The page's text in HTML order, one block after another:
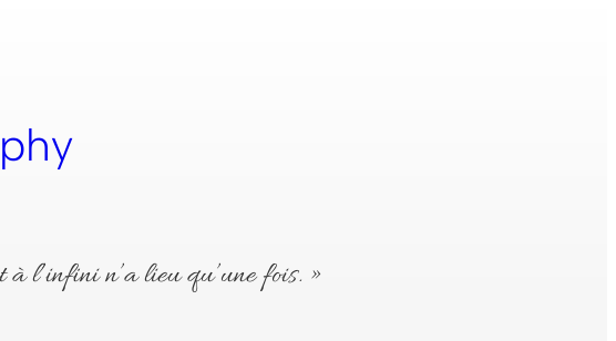
l’infini n’a lieu qu’une fois. »